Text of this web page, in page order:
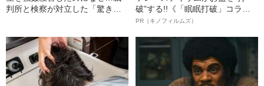
判所と検察が対立した「驚きの
破”する!!《「眠眠打破」コラ
ボ》
PR（キノフィルムズ）